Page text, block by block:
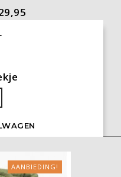
AANBIEDING!